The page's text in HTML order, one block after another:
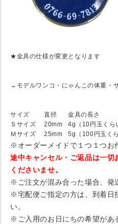
★金具の仕様が変更となります
→モデルワンコ・にゃんこの体重・
サイズ
直径 金具の長さ
Ｓサイズ
20mm 4g（10円玉くら
Ｍサイズ
25mm 5g（100円玉く
※オーダーメイドで１つ１つお
途中キャンセル・ご返品は一
くださいませ。
※ご注文が混み合った場合、発
※宅配便ご指定の方は、到着日
い。
※ご入用のお日にちの希望があ